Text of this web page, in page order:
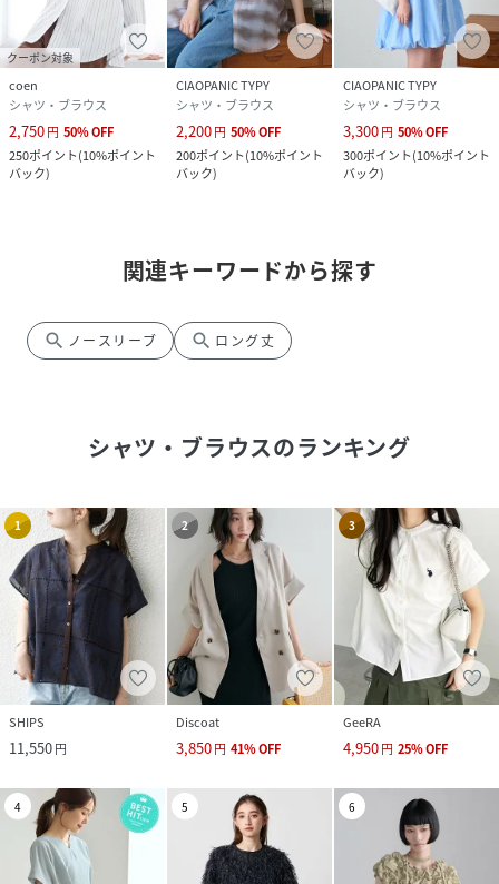
クーポン対象
coen
シャツ・ブラウス
2,750円 50%OFF
250ポイント(10%ポイント
バック)
CIAOPANIC TYPY
シャツ・ブラウス
2,200円 50%OFF
200ポイント(10%ポイント
バック)
CIAOPANIC TYPY
シャツ・ブラウス
3,300円 50%OFF
300ポイント(10%ポイント
バック)
関連キーワードから探す
search ノースリーブ search ロング丈
シャツ・ブラウスのランキング
1
SHIPS
11,550円
2
Discoat
3,850円 41%OFF
3
GeeRA
4,950円 25%OFF
4 5 6